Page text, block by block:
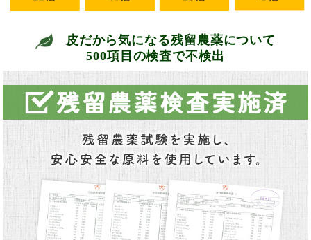
皮だから気になる残留農薬について
500項目の検査で不検出